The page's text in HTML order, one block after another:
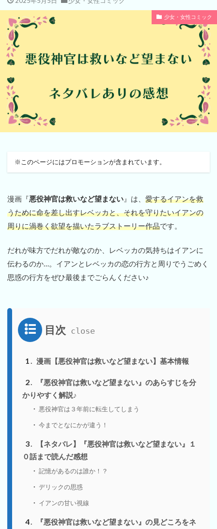
少女・女性コミック
※このページにはプロモーションが含まれています。
漫画『悪役神官は救いなど望まない 』は、 愛するイアンを救
うために命を差し出すレベッカと、それを守りたいイアンの
周りに渦巻く欲望を描いたラブストーリー作品です。
だれが味方でだれが敵なのか、レベッカの気持ちはイアンに
伝わるのか…。イアンとレベッカの恋の行方と周りでうごめく
思惑の行方をぜひ最後までごらんください♪
目次
1 漫画【悪役神官は救いなど望まない】基本情報
2
『悪役神官は救いなど望まない』のあらすじを分
かりやすく解説♪
悪役神官は３年前に転生してしまう
今までとなにかが違う！
3
【ネタバレ】『悪役神官は救いなど望まない』１
０話まで読んだ感想
記憶があるのは誰か！？
デリックの思惑
イアンの甘い視線
4
『悪役神官は救いなど望まない』の見どころをネ